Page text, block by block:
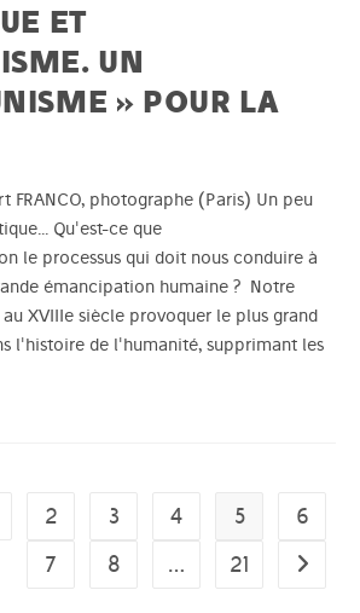
ET
UN
» POUR LA
FRANCO, photographe (Paris) Un peu
Qu'est-ce que
le processus qui doit nous conduire à
émancipation humaine ? Notre
au XVIIIe siècle provoquer le plus grand
l'histoire de l'humanité, supprimant les
page
2 3 4 5
6
7
8 … 21 Aller à